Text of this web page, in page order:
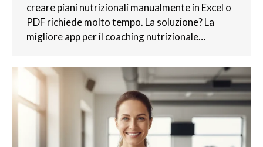
creare piani nutrizionali manualmente in Excel o
PDF richiede molto tempo. La soluzione? La
migliore app per il coaching nutrizionale…